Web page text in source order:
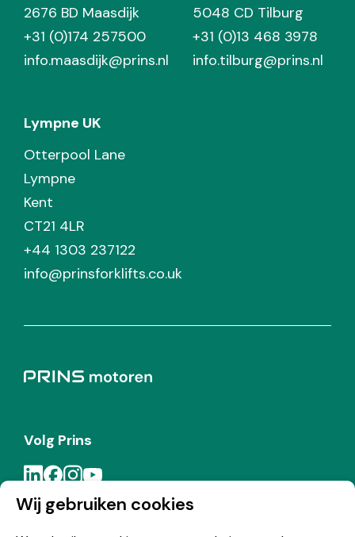
Wij gebruiken cookies
2676 BD Maasdijk
+31 (0)174 257500
info.maasdijk@prins.nl
5048 CD Tilburg
+31 (0)13 468 3978
info.tilburg@prins.nl
Lympne UK
Otterpool Lane
Lympne
Kent
CT21 4LR
+44 1303 237122
info@prinsforklifts.co.uk
Volg Prins